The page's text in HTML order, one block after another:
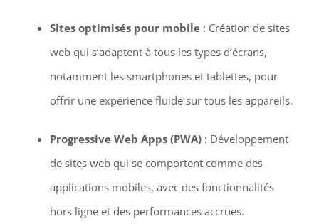
Sites optimisés pour mobile: Création de sites
web qui s’adaptent à tous les types d’écrans,
notamment les smartphones et tablettes, pour
offrir une expérience fluide sur tous les appareils.
Progressive Web Apps (PWA): Développement
de sites web qui se comportent comme des
applications mobiles, avec des fonctionnalités
hors ligne et des performances accrues.